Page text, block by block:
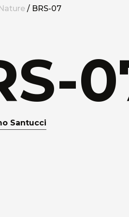
/ BRS-07
Santucci